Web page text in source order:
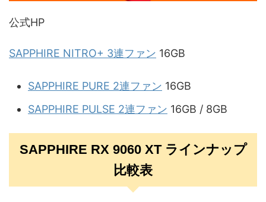
公式HP
SAPPHIRE NITRO+ 3連ファン 16GB
SAPPHIRE PURE 2連ファン 16GB
SAPPHIRE PULSE 2連ファン 16GB / 8GB
SAPPHIRE RX 9060 XT ラインナップ
比較表